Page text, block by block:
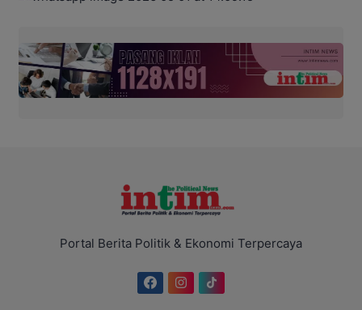
Portal Berita Politik & Ekonomi Terpercaya